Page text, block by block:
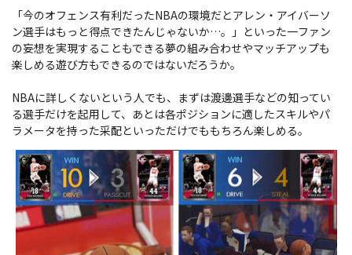
「今のオフェンス有利だったNBAの環境だとアレン・アイバーソ
ン選手はもっと得点できたんじゃないか…。」といった一ファン
の妄想を実現することもできる夢の組み合わせやマッチアップも
楽しめる遊び方もできるのではないだろうか。
NBAに詳しくないという人でも、まずは渡邊選手などの知ってい
る選手だけを起用して、あとは各ポジションに適したスキルやパ
ラメータを持った采配といっただけでももちろん楽しめる。